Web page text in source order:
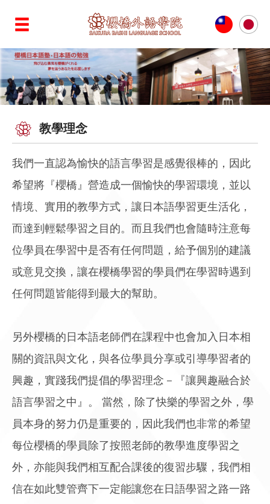
教學理念
我們一直認為愉快的語言學習是感覺很棒的，因此
希望將『櫻橋』營造成一個愉快的學習環境，並以
情境、實用的教學方式，讓日本語學習更生活化，
而達到輕鬆學習之目的。而且我們也會隨時注意每
位學員在學習中是否有任何問題，給予個別的建議
或意見交換，讓在櫻橋學習的學員們在學習時遇到
任何問題皆能得到最大的幫助。
另外櫻橋的日本語老師們在課程中也會加入日本相
關的資訊與文化，與各位學員分享或引導學習者的
興趣，實踐我們提倡的學習理念－『讓興趣融合於
語言學習之中』。 當然，除了快樂的學習之外，學
員本身的努力仍是重要的，因此我們也非常的希望
每位櫻橋的學員除了按照老師的教學進度學習之
外，亦能與我們相互配合課後的復習步驟，我們相
信在如此雙管齊下一定能讓您在日語學習之路一路